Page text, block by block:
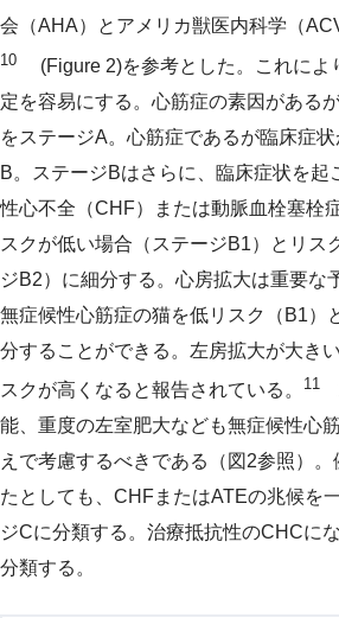
会（AHA）とアメリカ獣医内科学（
10 (Figure 2)を参考とした。これによ
定を容易にする。心筋症の素因がある
をステージA。心筋症であるが臨床症
B。ステージBはさらに、臨床症状を起
性心不全（CHF）または動脈血栓塞栓
スクが低い場合（ステージB1）とリス
ジB2）に細分する。心房拡大は重要な
無症候性心筋症の猫を低リスク（B1）
分することができる。左房拡大が大き
スクが高くなると報告されている。
11
能、重度の左室肥大なども無症候性心
えで考慮するべきである（図2参照）
たとしても、CHFまたはATEの兆候を
ジCに分類する。治療抵抗性のCHCに
分類する。